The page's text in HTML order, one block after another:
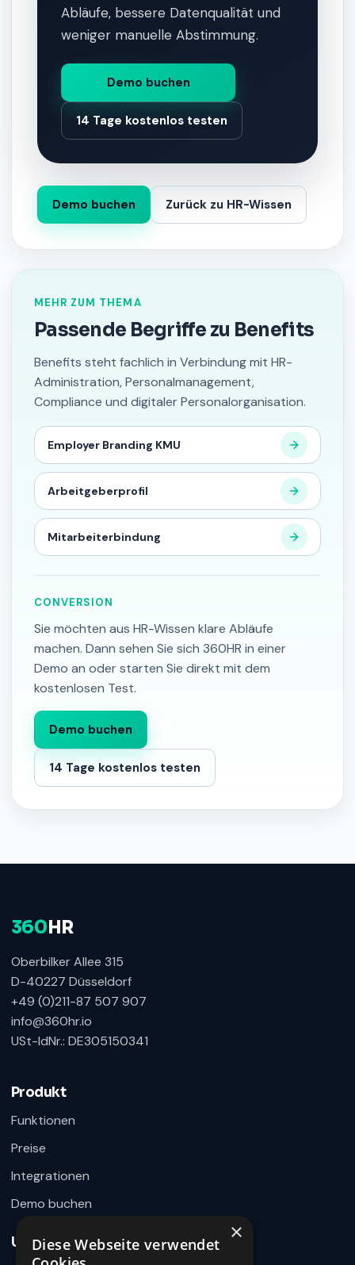
Abläufe, bessere Datenqualität und
weniger manuelle Abstimmung.
Demo buchen
14 Tage kostenlos testen
Demo buchen Zurück zu HR-Wissen
MEHR ZUM THEMA
Passende Begriffe zu Benefits
Benefits steht fachlich in Verbindung mit HR-
Administration, Personalmanagement,
Compliance und digitaler Personalorganisation.
Employer Branding KMU
Arbeitgeberprofil
Mitarbeiterbindung
CONVERSION
Sie möchten aus HR-Wissen klare Abläufe
machen. Dann sehen Sie sich 360HR in einer
Demo an oder starten Sie direkt mit dem
kostenlosen Test.
Demo buchen
14 Tage kostenlos testen
360 HR
Oberbilker Allee 315
D-40227 Düsseldorf
+49 (0)211-87 507 907
info@360hr.io
USt-IdNr.: DE305150341
Produkt
Funktionen
Preise
Integrationen
Demo buchen
Unternehmen
360HR Chat
Wie können wir helfen?
×
Diese Webseite verwendet